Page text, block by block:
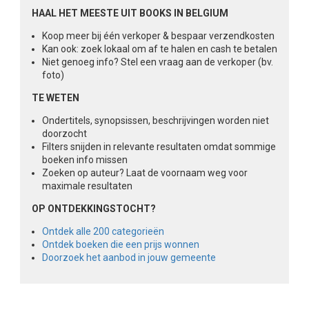
HAAL HET MEESTE UIT BOOKS IN BELGIUM
Koop meer bij één verkoper & bespaar verzendkosten
Kan ook: zoek lokaal om af te halen en cash te betalen
Niet genoeg info? Stel een vraag aan de verkoper (bv.
foto)
TE WETEN
Ondertitels, synopsissen, beschrijvingen worden niet
doorzocht
Filters snijden in relevante resultaten omdat sommige
boeken info missen
Zoeken op auteur? Laat de voornaam weg voor
maximale resultaten
OP ONTDEKKINGSTOCHT?
Ontdek alle 200 categorieën
Ontdek boeken die een prijs wonnen
Doorzoek het aanbod in jouw gemeente